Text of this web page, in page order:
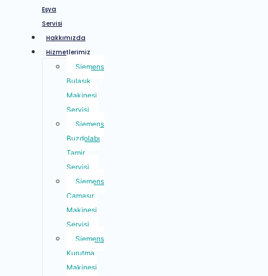
Eşya
Servisi
Hakkımızda
Hizmetlerimiz
Siemens
Bulaşık
Makinesi
Servisi
Siemens
Buzdolabı
Tamir
Servisi
Siemens
Çamaşır
Makinesi
Servisi
Siemens
Kurutma
Makinesi